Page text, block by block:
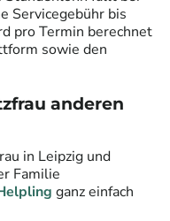
Servicegebühr bis
pro Termin berechnet
sowie den
anderen
in Leipzig und
Familie
ganz einfach